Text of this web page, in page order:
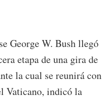
George W. Bush llegó
etapa de una gira de
la cual se reunirá con
Vaticano, indicó la